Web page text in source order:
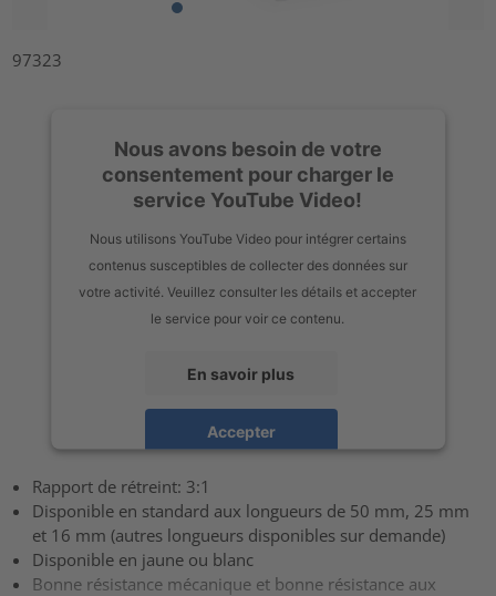
97323
Nous avons besoin de votre
consentement pour charger le
service YouTube Video!
Nous utilisons YouTube Video pour intégrer certains
contenus susceptibles de collecter des données sur
votre activité. Veuillez consulter les détails et accepter
le service pour voir ce contenu.
En savoir plus
Accepter
Rapport de rétreint: 3:1
Disponible en standard aux longueurs de 50 mm, 25 mm
et 16 mm (autres longueurs disponibles sur demande)
Disponible en jaune ou blanc
Bonne résistance mécanique et bonne résistance aux